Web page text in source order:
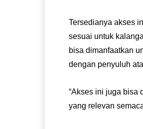
Tersedianya akses
sesuai untuk
bisa dimanfaatkan
dengan penyuluh
“Akses ini juga bisa
yang relevan